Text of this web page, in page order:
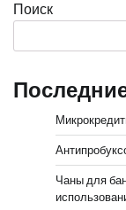
Поиск
Чаны для